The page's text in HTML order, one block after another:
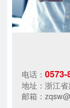
电话： 0573-
地址：浙江
邮箱：